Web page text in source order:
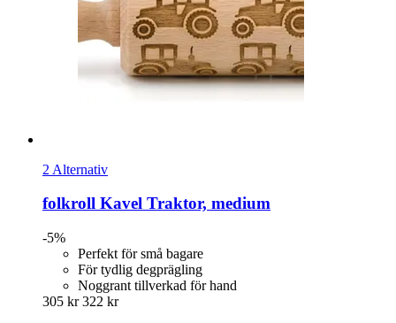
2 Alternativ
folkroll Kavel Traktor, medium
-5%
Perfekt för små bagare
För tydlig degprägling
Noggrant tillverkad för hand
305 kr 322 kr